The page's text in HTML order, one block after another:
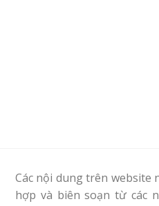
Các nội dung trên website
hợp và biên soạn từ các